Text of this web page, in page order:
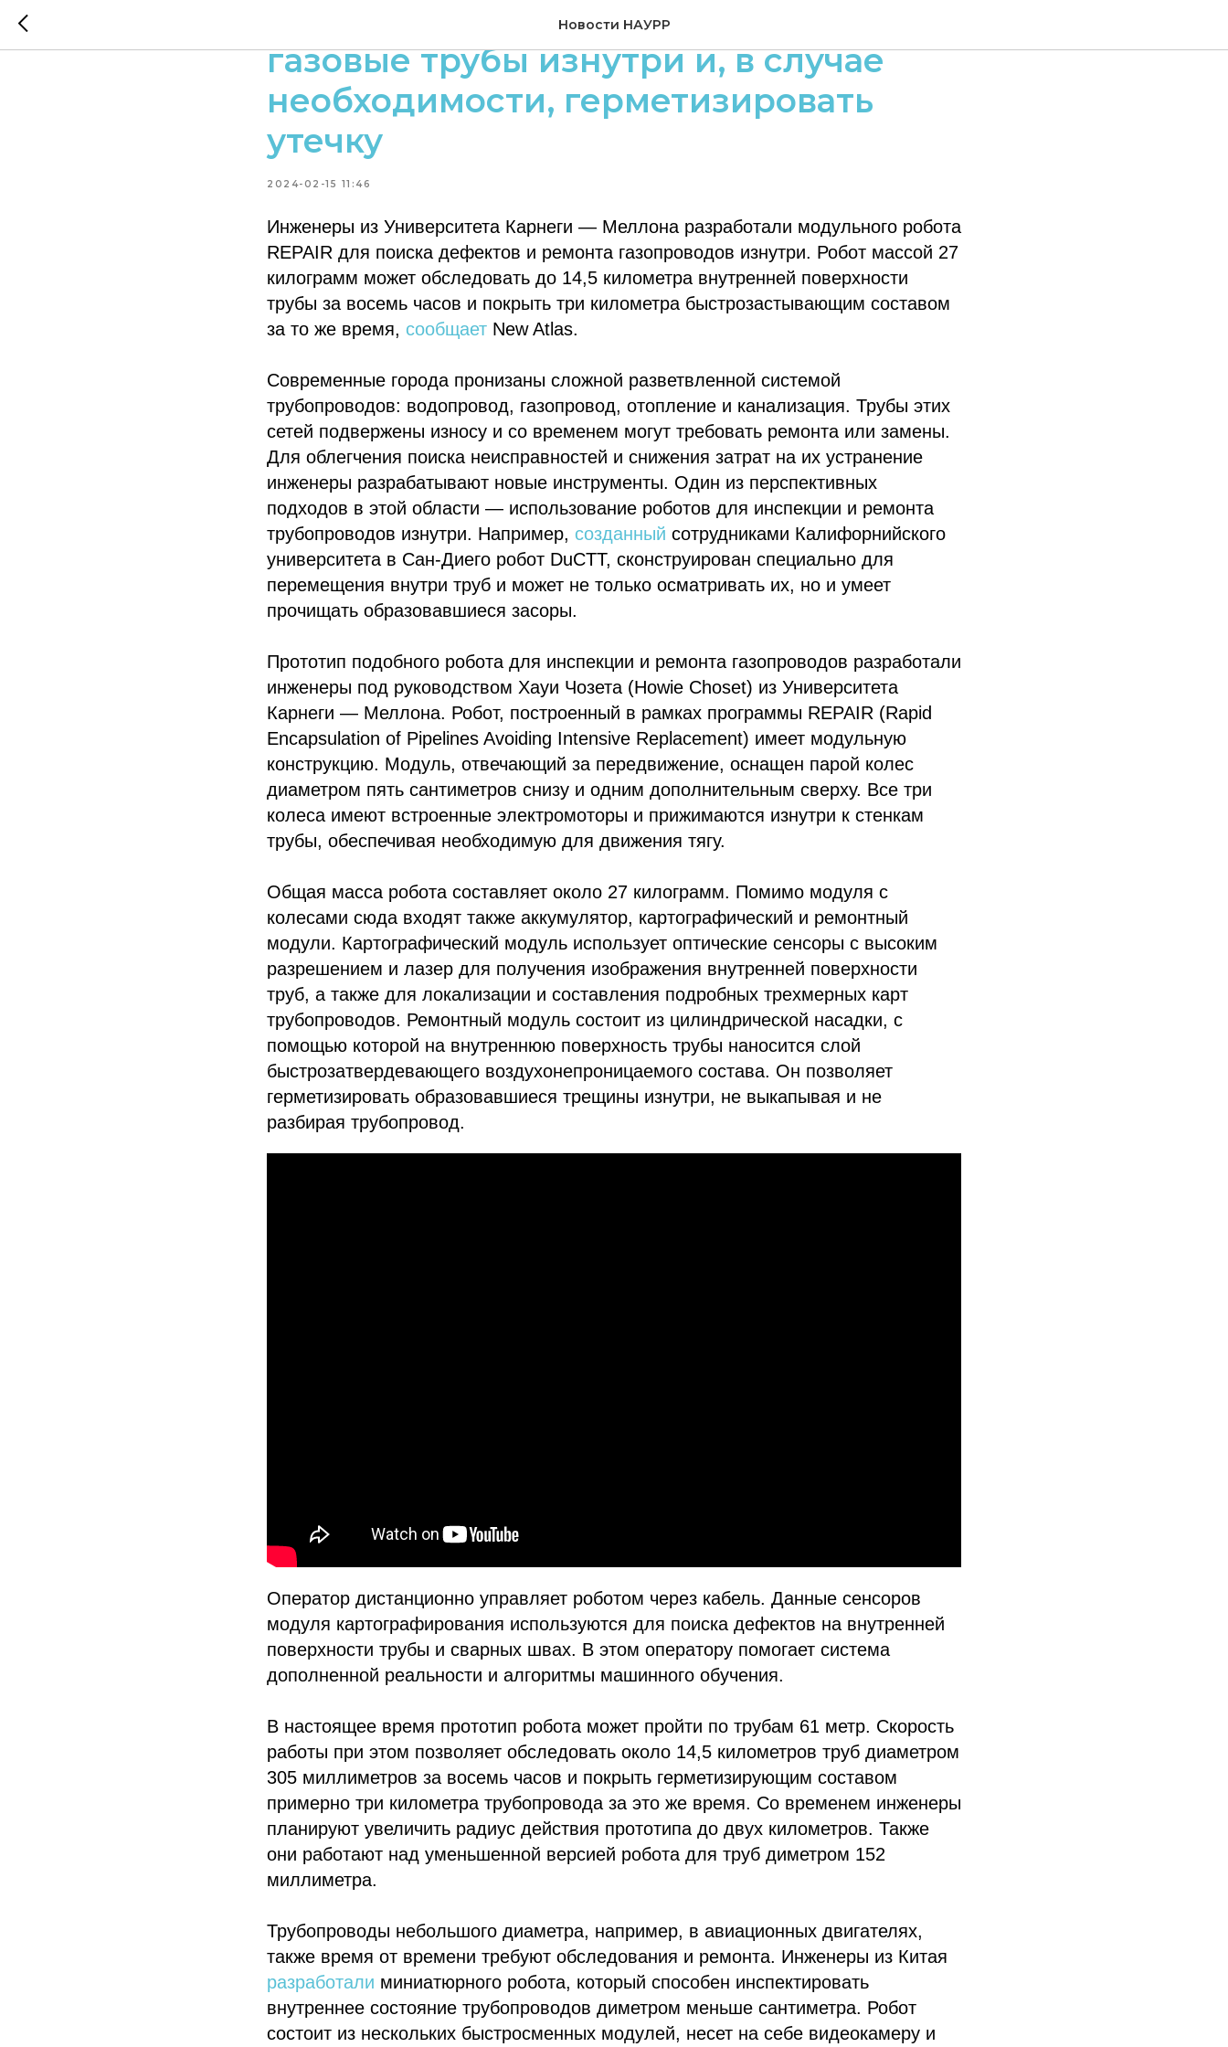
Новости НАУРР
Модульный робот будет обследовать
газовые трубы изнутри и, в случае
необходимости, герметизировать
утечку
2024-02-15 11:46
Инженеры из Университета Карнеги — Меллона разработали модульного робота
REPAIR для поиска дефектов и ремонта газопроводов изнутри. Робот массой 27
килограмм может обследовать до 14,5 километра внутренней поверхности
трубы за восемь часов и покрыть три километра быстрозастывающим составом
за то же время, сообщает New Atlas.
Современные города пронизаны сложной разветвленной системой
трубопроводов: водопровод, газопровод, отопление и канализация. Трубы этих
сетей подвержены износу и со временем могут требовать ремонта или замены.
Для облегчения поиска неисправностей и снижения затрат на их устранение
инженеры разрабатывают новые инструменты. Один из перспективных
подходов в этой области — использование роботов для инспекции и ремонта
трубопроводов изнутри. Например, созданный сотрудниками Калифорнийского
университета в Сан-Диего робот DuCTT, сконструирован специально для
перемещения внутри труб и может не только осматривать их, но и умеет
прочищать образовавшиеся засоры.
Прототип подобного робота для инспекции и ремонта газопроводов разработали
инженеры под руководством Хауи Чозета (Howie Choset) из Университета
Карнеги — Меллона. Робот, построенный в рамках программы REPAIR (Rapid
Encapsulation of Pipelines Avoiding Intensive Replacement) имеет модульную
конструкцию. Модуль, отвечающий за передвижение, оснащен парой колес
диаметром пять сантиметров снизу и одним дополнительным сверху. Все три
колеса имеют встроенные электромоторы и прижимаются изнутри к стенкам
трубы, обеспечивая необходимую для движения тягу.
Общая масса робота составляет около 27 килограмм. Помимо модуля с
колесами сюда входят также аккумулятор, картографический и ремонтный
модули. Картографический модуль использует оптические сенсоры с высоким
разрешением и лазер для получения изображения внутренней поверхности
труб, а также для локализации и составления подробных трехмерных карт
трубопроводов. Ремонтный модуль состоит из цилиндрической насадки, с
помощью которой на внутреннюю поверхность трубы наносится слой
быстрозатвердевающего воздухонепроницаемого состава. Он позволяет
герметизировать образовавшиеся трещины изнутри, не выкапывая и не
разбирая трубопровод.
Оператор дистанционно управляет роботом через кабель. Данные сенсоров
модуля картографирования используются для поиска дефектов на внутренней
поверхности трубы и сварных швах. В этом оператору помогает система
дополненной реальности и алгоритмы машинного обучения.
В настоящее время прототип робота может пройти по трубам 61 метр. Скорость
работы при этом позволяет обследовать около 14,5 километров труб диаметром
305 миллиметров за восемь часов и покрыть герметизирующим составом
примерно три километра трубопровода за это же время. Со временем инженеры
планируют увеличить радиус действия прототипа до двух километров. Также
они работают над уменьшенной версией робота для труб диметром 152
миллиметра.
Трубопроводы небольшого диаметра, например, в авиационных двигателях,
также время от времени требуют обследования и ремонта. Инженеры из Китая
разработали миниатюрного робота, который способен инспектировать
внутреннее состояние трубопроводов диметром меньше сантиметра. Робот
состоит из нескольких быстросменных модулей, несет на себе видеокамеру и
© 2015-2026 НАУРР. Все права защищены. При использовании материалов ссылка на ROBOTUNION.RU — обязательна